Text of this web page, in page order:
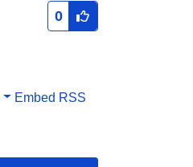
0
Embed RSS